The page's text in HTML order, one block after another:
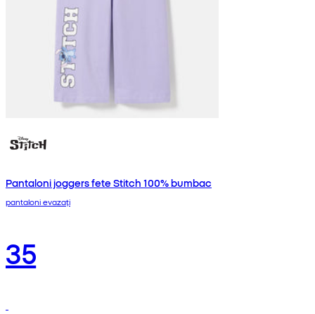
Pantaloni joggers fete Stitch 100% bumbac
pantaloni evazați
35